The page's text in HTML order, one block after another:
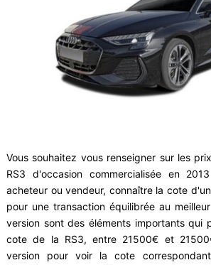
Vous souhaitez vous renseigner sur les
RS3 d'occasion commercialisée en
acheteur ou vendeur, connaître la cote
pour une transaction équilibrée au
version sont des éléments importants qui
cote de la RS3, entre 21500€ et
version pour voir la cote